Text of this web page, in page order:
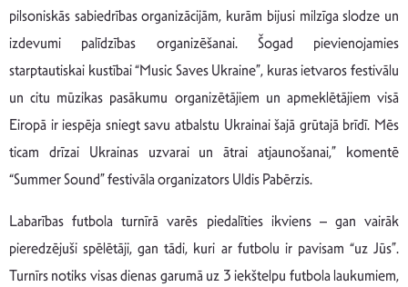
pilsoniskās sabiedrības organizācijām, kurām bijusi milzīga slodze un
izdevumi palīdzības organizēšanai. Šogad pievienojamies
starptautiskai kustībai “Music Saves Ukraine”, kuras ietvaros festivālu
un citu mūzikas pasākumu organizētājiem un apmeklētājiem visā
Eiropā ir iespēja sniegt savu atbalstu Ukrainai šajā grūtajā brīdī. Mēs
ticam drīzai Ukrainas uzvarai un ātrai atjaunošanai,” komentē
“Summer Sound” festivāla organizators Uldis Pabērzis.
Labarības futbola turnīrā varēs piedalīties ikviens – gan vairāk
pieredzējuši spēlētāji, gan tādi, kuri ar futbolu ir pavisam “uz Jūs”.
Turnīrs notiks visas dienas garumā uz 3 iekštelpu futbola laukumiem,